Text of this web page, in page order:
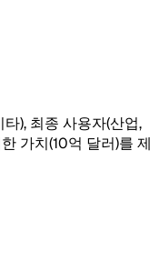
), 최종 사용자(산업,
가치(10억 달러)를 제